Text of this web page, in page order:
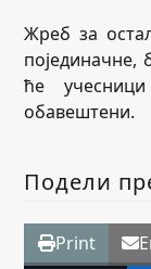
Жреб за
појединачне,
ће
обавештени.
Подели
Print